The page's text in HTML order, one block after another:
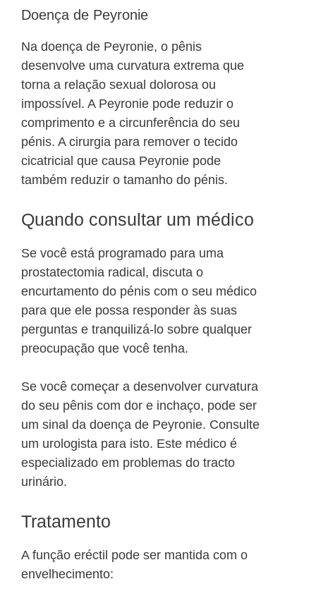
Doença de Peyronie
Na doença de Peyronie, o pênis
desenvolve uma curvatura extrema que
torna a relação sexual dolorosa ou
impossível. A Peyronie pode reduzir o
comprimento e a circunferência do seu
pénis. A cirurgia para remover o tecido
cicatricial que causa Peyronie pode
também reduzir o tamanho do pénis.
Quando consultar um médico
Se você está programado para uma
prostatectomia radical, discuta o
encurtamento do pénis com o seu médico
para que ele possa responder às suas
perguntas e tranquilizá-lo sobre qualquer
preocupação que você tenha.
Se você começar a desenvolver curvatura
do seu pênis com dor e inchaço, pode ser
um sinal da doença de Peyronie. Consulte
um urologista para isto. Este médico é
especializado em problemas do tracto
urinário.
Tratamento
A função eréctil pode ser mantida com o
envelhecimento: